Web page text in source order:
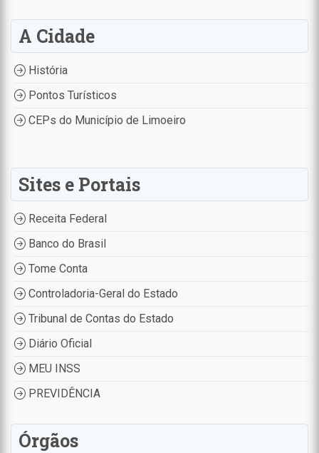
A Cidade
História
Pontos Turísticos
CEPs do Município de Limoeiro
Sites e Portais
Receita Federal
Banco do Brasil
Tome Conta
Controladoria-Geral do Estado
Tribunal de Contas do Estado
Diário Oficial
MEU INSS
PREVIDÊNCIA
Órgãos